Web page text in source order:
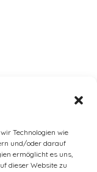
Technologien wie
und/oder darauf
ermöglicht es uns,
dieser Website zu
payment